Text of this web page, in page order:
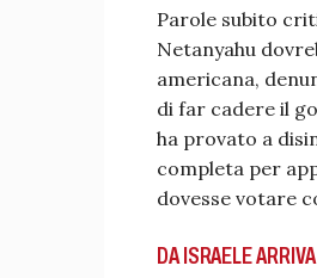
Parole subito
Netanyahu
americana,
di far cadere il
ha provato a
completa per
dovesse votare
DA ISRAELE